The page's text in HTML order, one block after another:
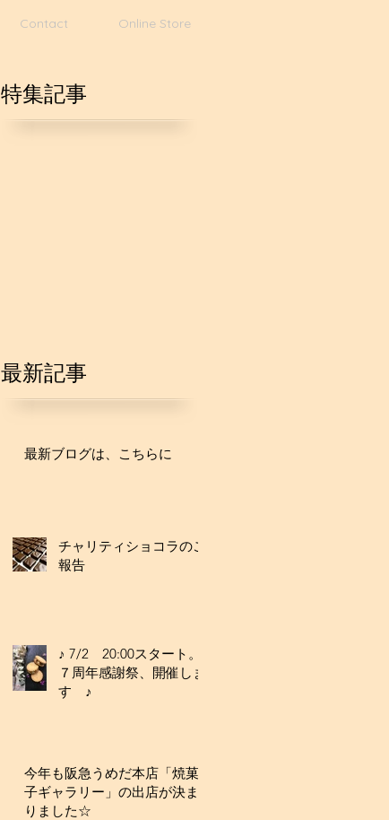
Contact Online Store
特集記事
最新記事
最新ブログは、こちらに
チャリティショコラのご
報告
♪ 7/2 20:00スタート。
７周年感謝祭、開催しま
す ♪
今年も阪急うめだ本店「焼菓
子ギャラリー」の出店が決ま
りました☆